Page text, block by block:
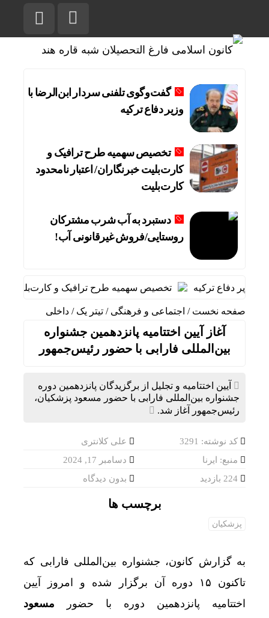
گفت‌وگوی تلفنی سردار ابن‌الرضا با
وزیر دفاع ترکیه
تخصیص سهمیه طرح ترافیک و
کارت‌بلیت خبرنگاران/ اعتبار نامحدود
کارت‌بلیت
دستبرد به آب شرب مشترکان
روستایی/فروش غیرقانونی آب!
دفاع ترکیه تخصیص سهمیه طرح ترافیک و کارت‌بلیت
صفحه نخست / اجتماعی و فرهنگی / تیتر یک / داخلی
آغاز آیین اختتامیه پانزدهمین جشنواره
بین‌المللی فارابی با حضور رئیس‌جمهور
آیین اختتامیه و تجلیل از برگزیدگان پانزدهمین دوره
جشنواره بین‌المللی فارابی با حضور مسعود پزشکیان،
رئیس‌جمهور آغاز شد.
کد نوشته: 3291
علی کلانتری
منبع: ایرنا
دسامبر 17, 2024
بدون دیدگاه
برچسب ها
پزشکیان
به گزارش کانون، جشنواره بین‌المللی فارابی که
تاکنون ۱۵ دوره آن برگزار شده و امروز آیین
اختتامیه پانزدهمین دوره با حضور مسعود